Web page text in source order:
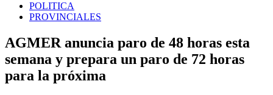
POLITICA
PROVINCIALES
AGMER anuncia paro de 48 horas esta
semana y prepara un paro de 72 horas
para la próxima